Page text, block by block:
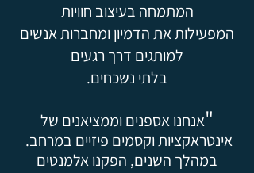
המתמחה בעיצוב חוויות
המפעילות את הדמיון ומחברות אנשים
למותגים דרך רגעים
בלתי נשכחים.
"אנחנו אספנים וממציאנים של
אינטראקציות וקסמים פיזיים במרחב.
במהלך השנים, הפקנו אלמנטים